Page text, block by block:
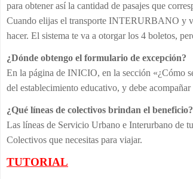
para obtener así la cantidad de pasajes que
Cuando elijas el transporte INTERURBANO y
hacer. El sistema te va a otorgar los 4 boletos,
¿Dónde obtengo el formulario de excepción?
En la página de INICIO, en la sección «¿Cómo
del establecimiento educativo, y debe
¿Qué líneas de colectivos brindan el beneficio?
Las líneas de Servicio Urbano e Interurbano de
Colectivos que necesitas para viajar.
TUTORIAL